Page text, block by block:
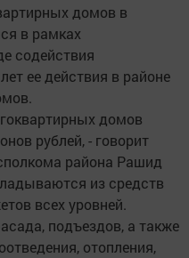
домов в
в рамках
содействия
ее действия в районе
домов
рублей, - говорит
района Рашид
из средств
всех уровней.
подъездов, а также
отопления,